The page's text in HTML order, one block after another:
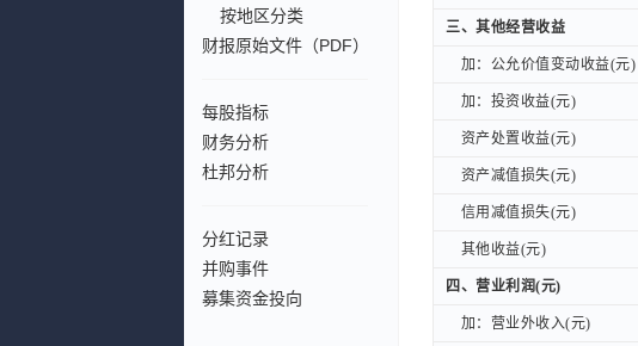
按地区分类
财报原始文件（PDF）
每股指标
财务分析
杜邦分析
分红记录
并购事件
募集资金投向
三、其他经营收益
加：公允价值变动收益(元)
加：投资收益(元)
资产处置收益(元)
资产减值损失(元)
信用减值损失(元)
其他收益(元)
四、营业利润(元)
加：营业外收入(元)
三、其他经营收益
加：公允价值变动收益(元)
加：投资收益(元)
资产处置收益(元)
资产减值损失(元)
信用减值损失(元)
其他收益(元)
四、营业利润(元)
加：营业外收入(元)